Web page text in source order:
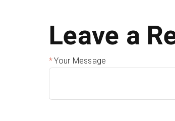
Leave a
Your Message